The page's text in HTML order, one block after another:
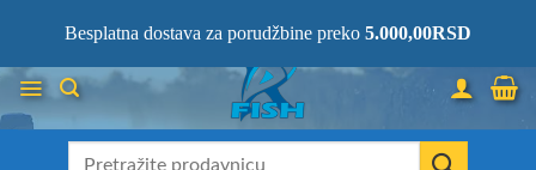
content
MESTU!
Besplatna dostava za porudžbine preko 5.000,00RSD